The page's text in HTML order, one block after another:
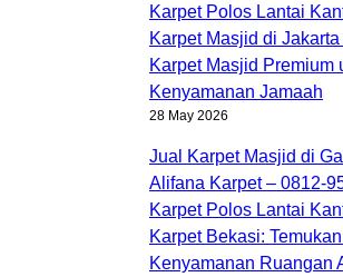
Karpet Polos Lantai
Karpet Masjid di
Karpet Masjid Premium
Kenyamanan Jamaah
28 May 2026
Jual Karpet Masjid di
Alifana Karpet – 0812-
Karpet Polos Lantai
Karpet Bekasi:
Kenyamanan Ruangan